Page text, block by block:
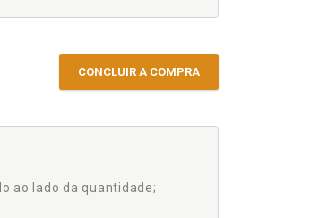
CONCLUIR A COMPRA
ao lado da quantidade;